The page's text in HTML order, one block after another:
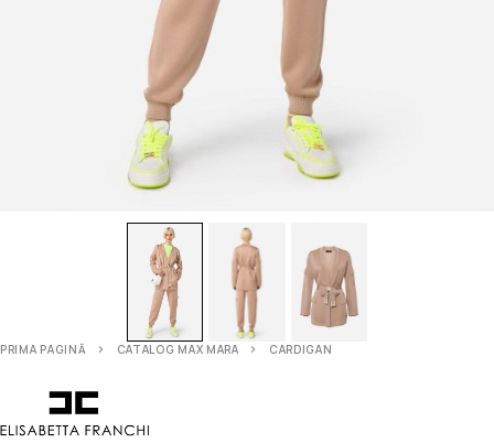
PRIMA PAGINĂ CATALOG MAX MARA CARDIGAN